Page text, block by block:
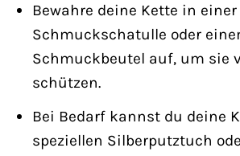
Bewahre deine Kette in einer
Schmuckschatulle oder
Schmuckbeutel auf, um sie
schützen.
Bei Bedarf kannst du deine
speziellen Silberputztuch